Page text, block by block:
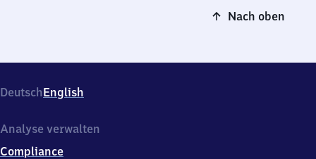
Nach oben
DeutschEnglish
Analyse verwalten
Compliance